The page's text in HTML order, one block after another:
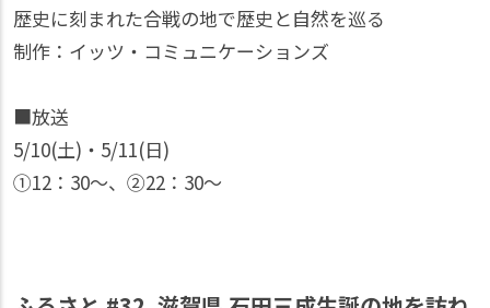
歴史に刻まれた合戦の地で歴史と自然を巡る
制作：イッツ・コミュニケーションズ
■放送
5/10(土)・5/11(日)
①12：30〜、②22：30〜